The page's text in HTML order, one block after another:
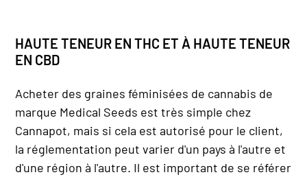
HAUTE TENEUR EN THC ET À HAUTE TENEUR
EN CBD
Acheter des graines féminisées de cannabis de
marque Medical Seeds est très simple chez
Cannapot, mais si cela est autorisé pour le client,
la réglementation peut varier d'un pays à l'autre et
d'une région à l'autre. Il est important de se référer